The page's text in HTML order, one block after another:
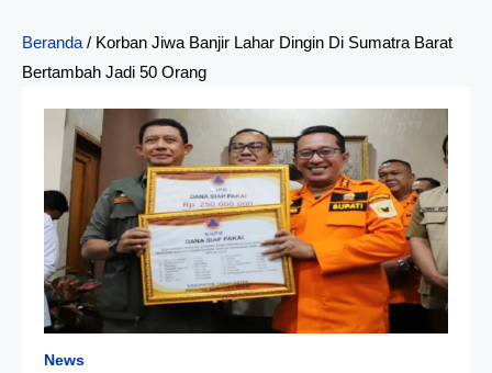
Beranda / Korban Jiwa Banjir Lahar Dingin Di Sumatra Barat
Bertambah Jadi 50 Orang
News